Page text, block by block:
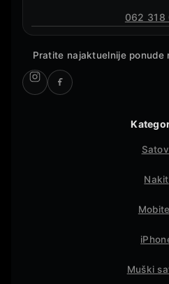
062 318
Pratite najaktuelnije ponude
Nakit
Muški